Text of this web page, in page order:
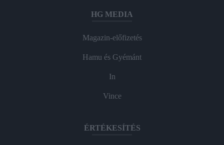
HG MEDIA
Magazin-előfizetés
Hamu és Gyémánt
In
Vince
ÉRTÉKESÍTÉS